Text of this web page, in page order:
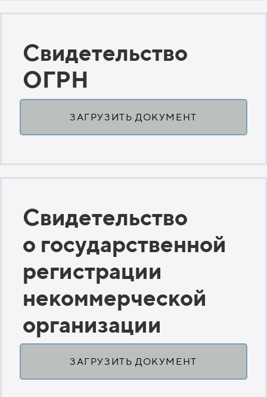
Свидетельство
ОГРН
ЗАГРУЗИТЬ ДОКУМЕНТ
Свидетельство
о государственной
регистрации
некоммерческой
организации
ЗАГРУЗИТЬ ДОКУМЕНТ